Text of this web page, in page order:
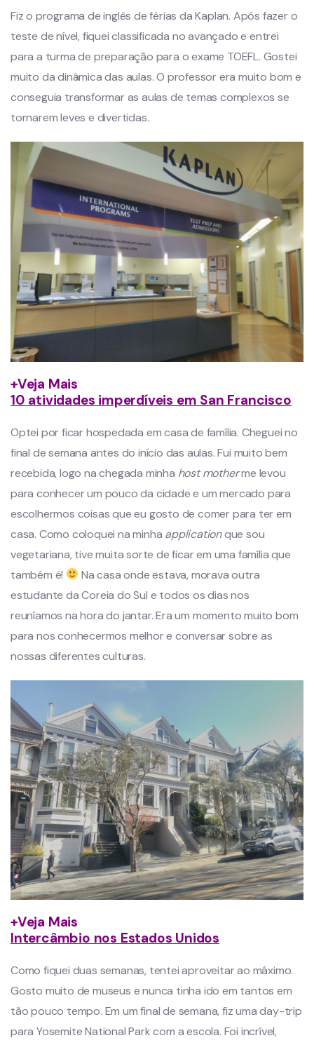
Fiz o programa de inglês de férias da Kaplan. Após fazer o
teste de nível, fiquei classificada no avançado e entrei
para a turma de preparação para o exame TOEFL. Gostei
muito da dinâmica das aulas. O professor era muito bom e
conseguia transformar as aulas de temas complexos se
tornarem leves e divertidas.
+Veja Mais
10 atividades imperdíveis em San Francisco
Optei por ficar hospedada em casa de família. Cheguei no
final de semana antes do início das aulas. Fui muito bem
recebida, logo na chegada minha host motherme levou
para conhecer um pouco da cidade e um mercado para
escolhermos coisas que eu gosto de comer para ter em
casa. Como coloquei na minha applicationque sou
vegetariana, tive muita sorte de ficar em uma família que
também é!
Na casa onde estava, morava outra
estudante da Coreia do Sul e todos os dias nos
reuníamos na hora do jantar. Era um momento muito bom
para nos conhecermos melhor e conversar sobre as
nossas diferentes culturas.
+Veja Mais
Intercâmbio nos Estados Unidos
Como fiquei duas semanas, tentei aproveitar ao máximo.
Gosto muito de museus e nunca tinha ido em tantos em
tão pouco tempo. Em um final de semana, fiz uma day-trip
para Yosemite National Park com a escola. Foi incrível,